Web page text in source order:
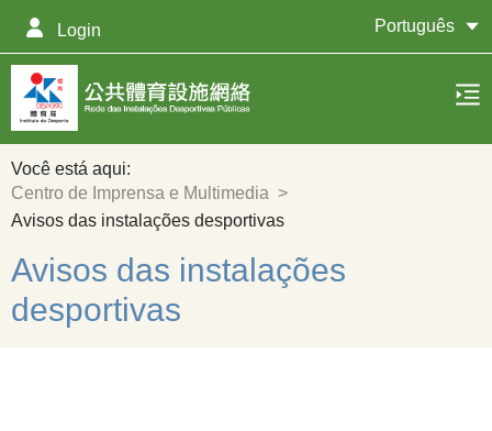
Login Português
Você está aqui:
Centro de Imprensa e Multimedia >
Avisos das instalações desportivas
Avisos das instalações
desportivas